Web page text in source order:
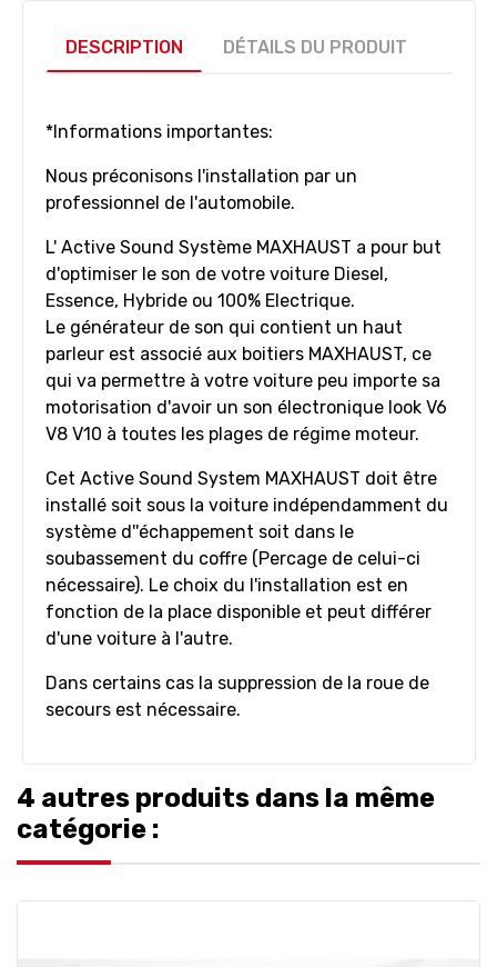
DESCRIPTION DÉTAILS DU PRODUIT
*Informations importantes:
Nous préconisons l'installation par un
professionnel de l'automobile.
L' Active Sound Système MAXHAUST a pour but
d'optimiser le son de votre voiture Diesel,
Essence, Hybride ou 100% Electrique.
Le générateur de son qui contient un haut
parleur est associé aux boitiers MAXHAUST, ce
qui va permettre à votre voiture peu importe sa
motorisation d'avoir un son électronique look V6
V8 V10 à toutes les plages de régime moteur.
Cet Active Sound System MAXHAUST doit être
installé soit sous la voiture indépendamment du
système d''échappement soit dans le
soubassement du coffre (Percage de celui-ci
nécessaire). Le choix du l'installation est en
fonction de la place disponible et peut différer
d'une voiture à l'autre.
Dans certains cas la suppression de la roue de
secours est nécessaire.
4 autres produits dans la même
catégorie :